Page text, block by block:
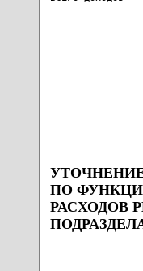
ПО
РАСХОДОВ